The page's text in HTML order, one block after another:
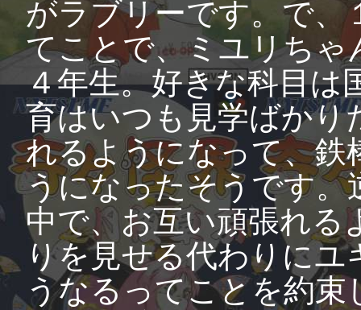
がラブリーです。で、
てことで、ミユリちゃ
４年生。好きな科目は
育はいつも見学ばかり
れるようになって、鉄
うになったそうです。
中で、お互い頑張れる
りを見せる代わりに
うなるってことを約